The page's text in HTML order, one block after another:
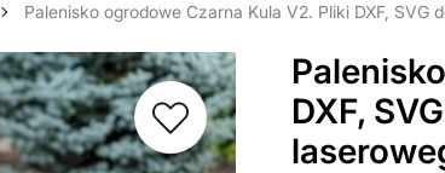
Palenisko ogrodowe Czarna Kula V2. Pliki DXF, SVG
DXF,